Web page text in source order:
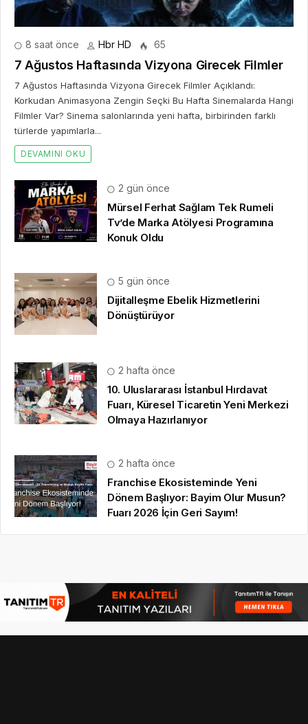
8 saat önce Hbr HD 65
7 Ağustos Haftasında Vizyona Girecek Filmler
7 Ağustos Haftasında Vizyona Girecek Filmler Açıklandı:
Korkudan Animasyona Zengin Seçki Bu Hafta Sinemalarda Hangi
Filmler Var? Sinema salonlarında yeni hafta, birbirinden farklı
türlerde yapımlarla...
DEVAMINI OKU
2 gün önce
Mürsel Ferhat Sağlam Tek Rumeli
Tv’de Marka Atölyesi Programına
Konuk Oldu
5 gün önce
Dijitalleşme Ebelik Hizmetlerini
Dönüştürüyor
2 hafta önce
10. Uluslararası İstanbul Hırdavat
Fuarı, Küresel Ticaretin Yeni Merkezi
Olmaya Hazırlanıyor
2 hafta önce
Franchise Ekosisteminde Yeni
Dönem Başlıyor: Bayim Olur Musun?
Fuarı 2026 İçin Geri Sayım!